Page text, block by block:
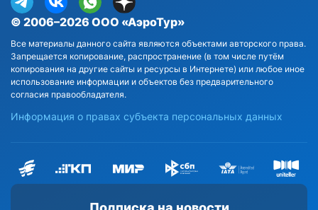
© 2006–2026 ООО «АэроТур»
Все материалы данного сайта являются объектами авторского права.
Запрещается копирование, распространение (в том числе путём
копирования на другие сайты и ресурсы в Интернете) или любое иное
использование информации и объектов без предварительного
согласия правообладателя.
Информация о правах субъекта персональных данных